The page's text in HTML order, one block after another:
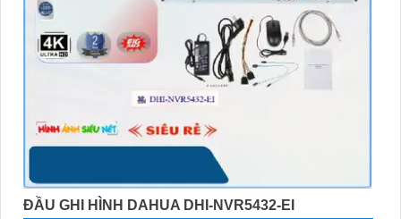
ĐẦU GHI HÌNH DAHUA DHI-NVR5432-EI